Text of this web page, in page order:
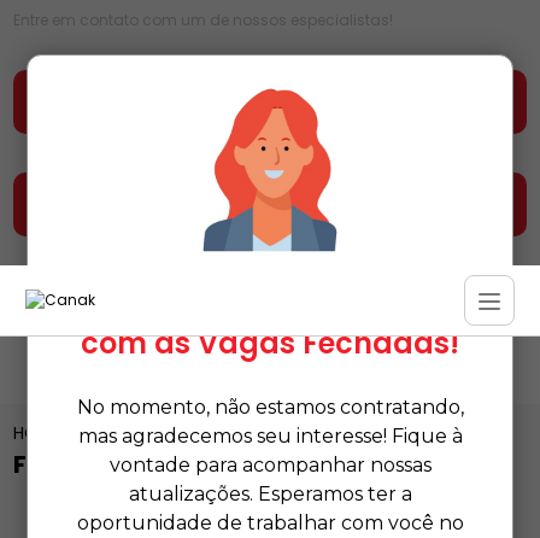
Entre em contato com um de nossos especialistas!
Faça seu orçamento agora mesmo
Entre em contato e fale conosco
HOME CATEGORIASFORNECEDOR DE DETERGENTE
FORNECEDOR DE DETERGENTE
Estamos Temporariamente
com as Vagas Fechadas!
No momento, não estamos contratando,
mas agradecemos seu interesse! Fique à
vontade para acompanhar nossas
atualizações. Esperamos ter a
oportunidade de trabalhar com você no